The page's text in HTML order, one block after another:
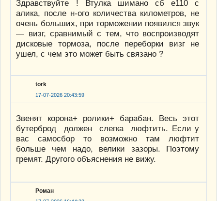
Здравствуйте ! Втулка шимано сб е110 с
алика, после н-ого количества километров, не
очень больших, при торможении появился звук
— визг, сравнимый с тем, что воспроизводят
дисковые тормоза, после переборки визг не
ушел, с чем это может быть связано ?
tork
17-07-2026 20:43:59
Звенят корона+ ролики+ барабан. Весь этот
бутерброд должен слегка люфтить. Если у
вас самосбор то возможно там люфтит
больше чем надо, велики зазоры. Поэтому
гремят. Другого объяснения не вижу.
Роман